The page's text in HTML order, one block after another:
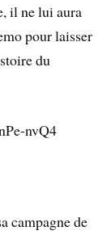
il ne lui aura
pour laisser
du
nvQ4
campagne de